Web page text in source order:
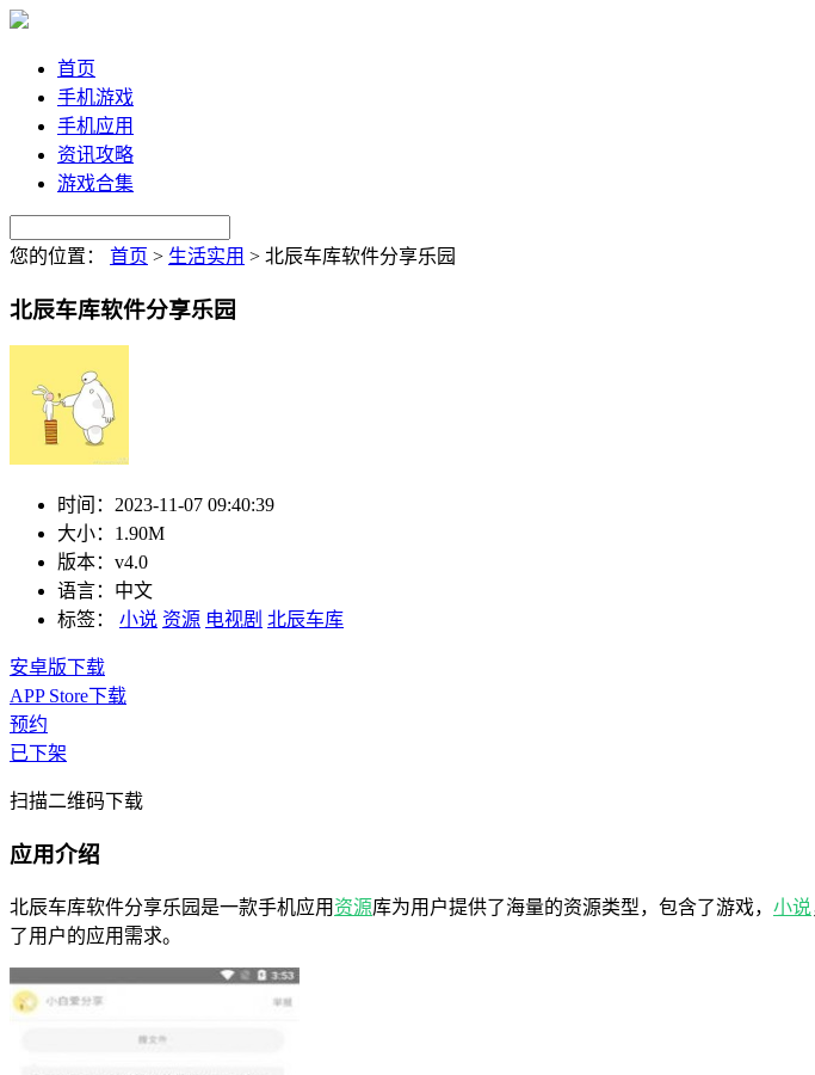
首页
手机游戏
手机应用
资讯攻略
游戏合集
您的位置： 首页 > 生活实用 > 北辰车库软件分享乐园
北辰车库软件分享乐园
时间： 2023-11-07 09:40:39
大小： 1.90M
版本： v4.0
语言： 中文
标签：
小说 资源 电视剧 北辰车库
安卓版下载
APP Store下载
预约
已下架
扫描二维码下载
应用介绍
北辰车库软件分享乐园是一款手机应用 资源库为用户提供了海量的资源类型，包含了游戏， 小说
了用户的应用需求。